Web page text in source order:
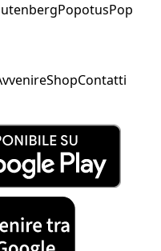
PopotusPop
ShopContatti